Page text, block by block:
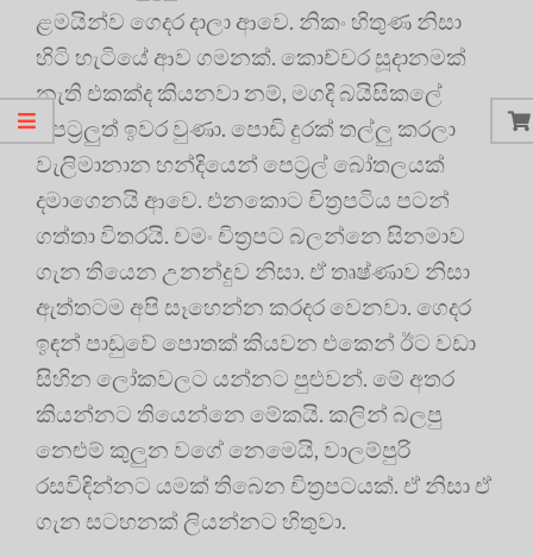
ළමයින්ව ගෙදර දාලා ආවෙ. නිකං හිතුණ නිසා
හිටි හැටියේ ආව ගමනක්. කොච්චර සූදානමක්
නැති එකක්ද කියනවා නම්, මගදි බයිසිකලේ
පෙට්‍රලුත් ඉවර වුණා. පොඩි දුරක් තල්ලු කරලා
වැලිමානාන හන්දියෙන් පෙට්‍රල් බෝතලයක්
දමාගෙනයි ආවෙ. එනකොට චිත්‍රපටිය පටන්
ගත්තා විතරයි. චමං චිත්‍රපට බලන්නෙ සිනමාව
ගැන තියෙන උනන්දුව නිසා. ඒ තෘෂ්ණාව නිසා
ඇත්තටම අපි සෑහෙන්න කරදර වෙනවා. ගෙදර
ඉඳන් පාඩුවේ පොතක් කියවන එකෙන් ඊට වඩා
සිහින ලෝකවලට යන්නට පුළුවන්. මේ අතර
කියන්නට තියෙන්නෙ මේකයි. කලින් බලපු
නෙළුම් කුලුන වගේ නෙමෙයි, වාලම්පුරි
රසවිඳින්නට යමක් තිබෙන චිත්‍රපටයක්. ඒ නිසා ඒ
ගැන සටහනක් ලියන්නට හිතුවා.